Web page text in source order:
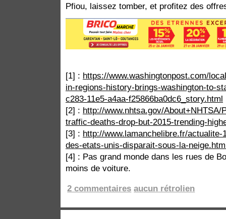
Pfiou, laissez tomber, et profitez des
[1] : https://www.washingtonpost.com/
in-regions-history-brings-washington-to-
c283-11e5-a4aa-f25866ba0dc6_story.html
[2] : http://www.nhtsa.gov/About+NHTSA/
traffic-deaths-drop-but-2015-trending-
[3] : http://www.lamanchelibre.fr/
des-etats-unis-disparait-sous-la-
[4] : Pas grand monde dans les rues de
moins de voiture.
2 commentaires aucun rétrolien